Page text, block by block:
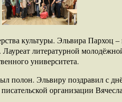
культуры. Эльвира Пархоц
литературной
университета.
полон. Эльвиру поздравил с
организации